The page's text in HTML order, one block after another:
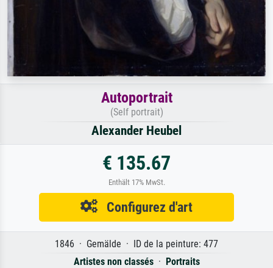
Autoportrait
(Self portrait)
Alexander Heubel
€ 135.67
Enthält 17% MwSt.
Configurez d'art
1846 · Gemälde · ID de la peinture: 477
Artistes non classés· Portraits